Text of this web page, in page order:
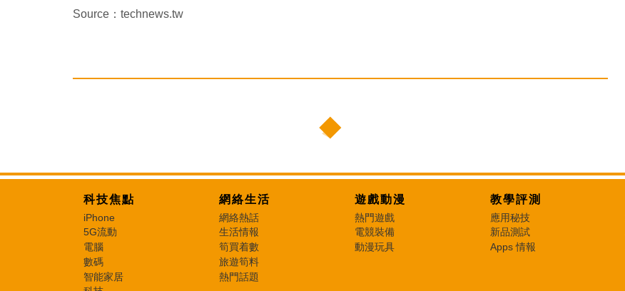
Source：technews.tw
科技焦點
iPhone
5G流動
電腦
數碼
智能家居
網絡生活
網絡熱話
生活情報
筍買着數
旅遊筍料
熱門話題
遊戲動漫
熱門遊戲
電競裝備
動漫玩具
教學評測
應用秘技
新品測試
Apps 情報